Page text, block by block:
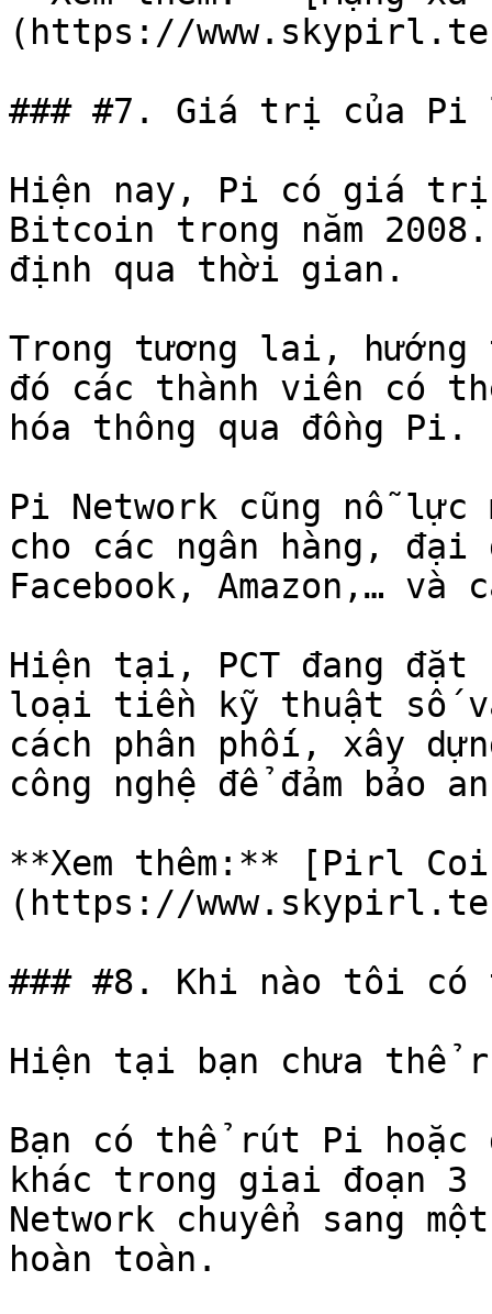
(https://
### #7. Giá trị của Pi
Hiện nay, Pi có giá
Bitcoin trong năm
định qua thời gian.
Trong tương lai, hướng
đó các thành viên có
hóa thông qua đồng Pi.
Pi Network cũng nỗ
cho các ngân hàng, đại
Facebook, Amazon,…
Hiện tại, PCT đang đặt
loại tiền kỹ thuật số
cách phân phối, xây
công nghệ để đảm
**Xem thêm:** [Pirl
(https://
### #8. Khi nào tôi
Hiện tại bạn chưa thể
Bạn có thể rút Pi
khác trong giai đoạn 3
Network chuyển sang
hoàn toàn.